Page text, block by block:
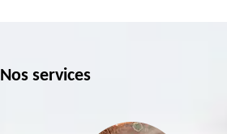
Nos services